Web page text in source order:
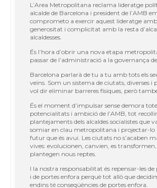
L’Area Metropolitana reclama lideratge
alcalde de Barcelona i president de l’AMB
comprometo a exercir aquest lideratge
generositat i complicitat amb la resta d’
alcaldesses.
És l’hora d’obrir una nova etapa
passar de l’administració a la governança
Barcelona parlarà de tu a tu amb tots els
veïns. Som un sistema de ciutats, diverses i
vol dir eliminar barreres físiques, però tamb
És el moment d’impulsar sense demora
potencialitats i ambició de l’AMB, tot
plantejaments dels alcaldes socialistes que
somiar en clau metropolitana i projectar-lo
futur que és avui. Les ciutats no s’acaben
vives: evolucionen, canvien, es transformen,
plantegen nous reptes.
I la nostra responsabilitat és repensar-les
i de portes enfora perquè tot allò que
endins té conseqüències de portes enfora.